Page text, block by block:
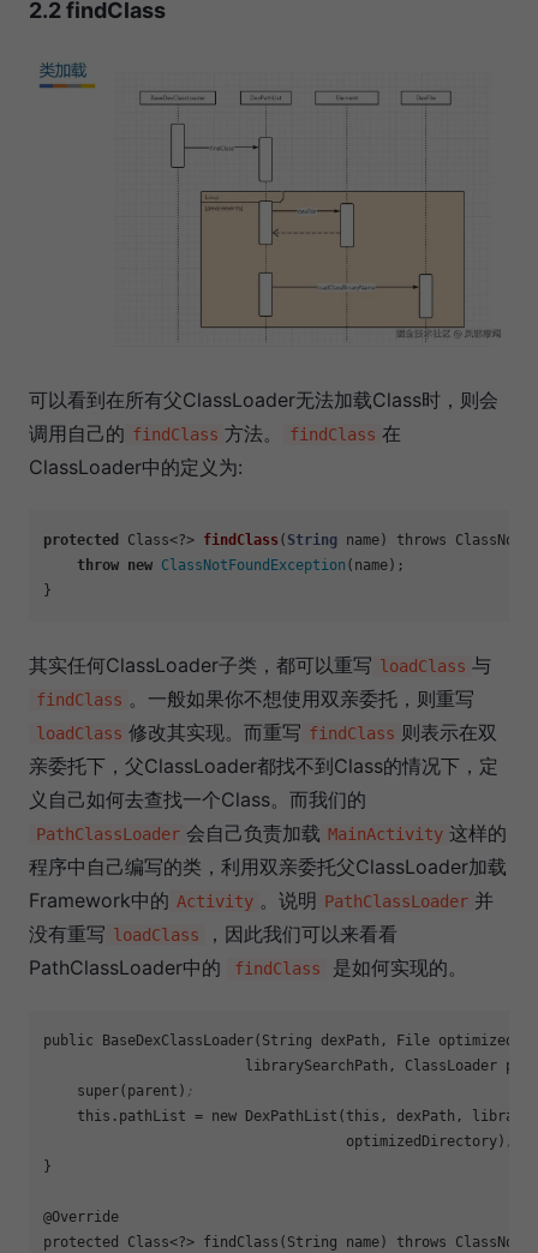
2.2 findClass
可以看到在所有父ClassLoader无法加载Class时，则会
调用自己的 findClass 方法。 findClass 在
ClassLoader中的定义为:
protected Class<?> findClass ( String name)
throws
throw new ClassNotFoundException (name);
其实任何ClassLoader子类，都可以重写 loadClass 与
findClass 。一般如果你不想使用双亲委托，则重写
loadClass 修改其实现。而重写 findClass 则表示在双
亲委托下，父ClassLoader都找不到Class的情况下，定
义自己如何去查找一个Class。而我们的
PathClassLoader 会自己负责加载 MainActivity 这样的
程序中自己编写的类，利用双亲委托父ClassLoader加载
Framework中的 Activity 。说明 PathClassLoader 并
没有重写 loadClass
，因此我们可以来看看
PathClassLoader中的
findClass 是如何实现的。
public BaseDexClassLoader(String dexPath, File
librarySearchPath, ClassLoader
    super(parent)
;
this.pathList = new DexPathList(this, dexPath,
                                    optimizedDirectory)
;
}
@Override
protected Class<?> findClass(String name) throws